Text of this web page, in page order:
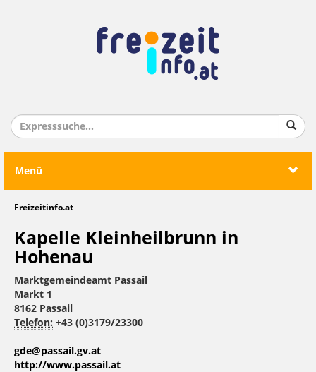
Menü
Freizeitinfo.at
Kapelle Kleinheilbrunn in
Hohenau
Marktgemeindeamt Passail
Markt 1
8162 Passail
Telefon: +43 (0)3179/23300
gde@passail.gv.at
http://www.passail.at